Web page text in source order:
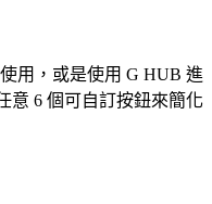
用，或是使用 G HUB 進
意 6 個可自訂按鈕來簡化